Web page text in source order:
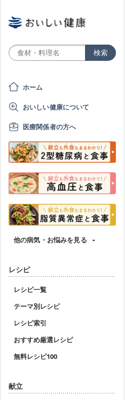
ホーム
おいしい健康について
医療関係者の方へ
他の病気・お悩みを見る
レシピ
レシピ一覧
テーマ別レシピ
レシピ索引
おすすめ厳選レシピ
無料レシピ100
献立